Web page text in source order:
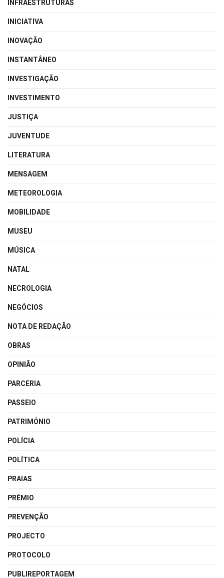
INFRAESTRUTURAS
INICIATIVA
INOVAÇÃO
INSTANTÂNEO
INVESTIGAÇÃO
INVESTIMENTO
JUSTIÇA
JUVENTUDE
LITERATURA
MENSAGEM
METEOROLOGIA
MOBILIDADE
MUSEU
MÚSICA
NATAL
NECROLOGIA
NEGÓCIOS
NOTA DE REDAÇÃO
OBRAS
OPINIÃO
PARCERIA
PASSEIO
PATRIMÓNIO
POLÍCIA
POLÍTICA
PRAIAS
PRÉMIO
PREVENÇÃO
PROJECTO
PROTOCOLO
PUBLIREPORTAGEM